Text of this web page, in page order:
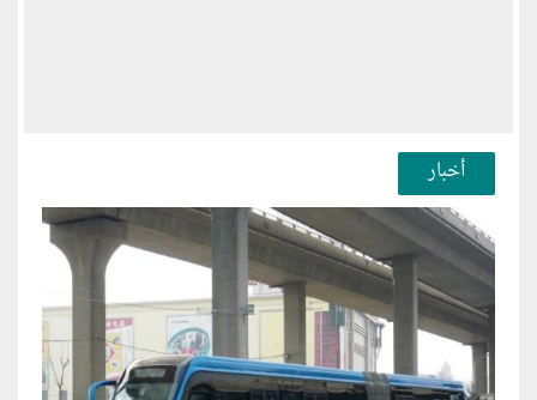
أخبار